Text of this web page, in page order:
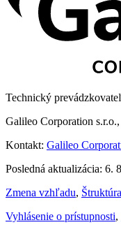
Technický
Galileo Corporation
Kontakt: Galileo
Posledná aktualizácia: 6.
Zmena vzhľadu,
Vyhlásenie o prístupnosti,